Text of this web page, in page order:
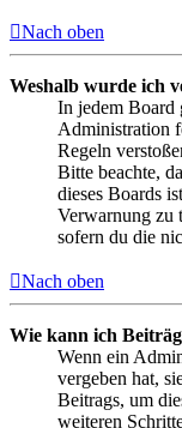
Nach oben
Weshalb wurde ich
In jedem Board
Administration
Regeln
Bitte beachte,
dieses Boards
Verwarnung zu
sofern du die
Nach oben
Wie kann ich
Wenn ein
vergeben hat,
Beitrags, um
weiteren